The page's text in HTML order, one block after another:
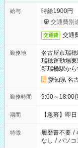
給与
時給1900円
交通費別
交通費 交通
勤務地
名古屋市瑞穂
瑞穂運動場
新瑞橋駅か
愛知県 名
勤務時間 9:00～18:00(
期間 【急募】即
特徴 履歴書不要 /
なし / パソコ